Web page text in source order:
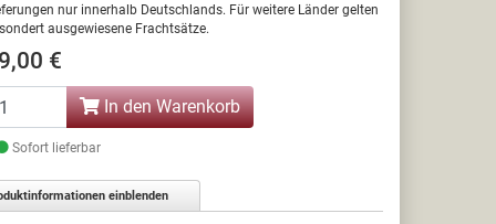
nur innerhalb Deutschlands. Für weitere Länder gelten
ausgewiesene Frachtsätze.
€
In den Warenkorb
Sofort lieferbar
einblenden